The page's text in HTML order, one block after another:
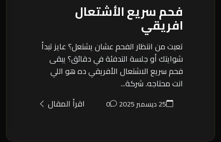
فحم سريع الأشتعال
افريقي
تعبت من انتظار الفحم عشان يشتعل؟ عايز تبدأ
شوايتك أو جلسة التدفئة في دقائق؟ يبقى
فحم سريع الاشتعال الأفريقي ده هو اللي
انت محتاجه. شركة...
25 ديسمبر 2025 0 اقرأ المقال